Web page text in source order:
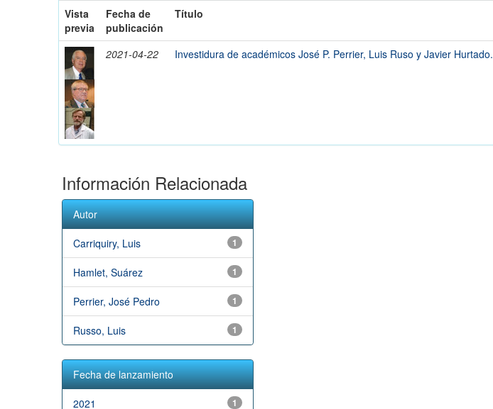
Vista
previa
Fecha de
publicación
Título
2021-04-22 Investidura de académicos José P. Perrier, Luis Ruso y Javier Hurtado.
Información Relacionada
Autor
1
Carriquiry, Luis
1
Hamlet, Suárez
1
Perrier, José Pedro
1
Russo, Luis
Fecha de lanzamiento
1
2021